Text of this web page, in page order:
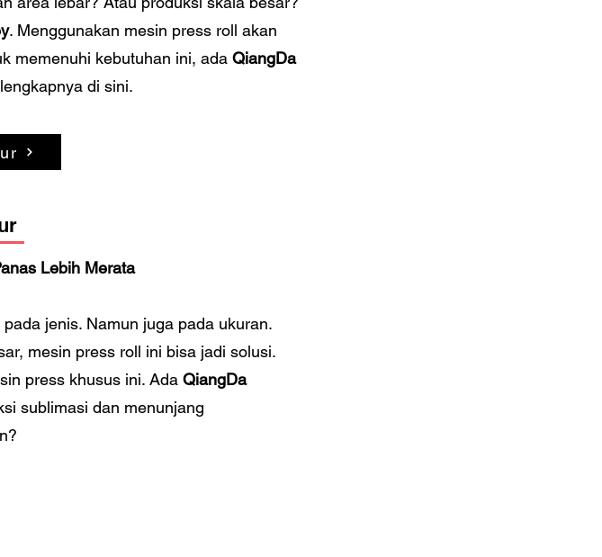
. Menggunakan mesin press roll akan
memenuhi kebutuhan ini, ada QiangDa
di sini.
Lebih Merata
jenis. Namun juga pada ukuran.
mesin press roll ini bisa jadi solusi.
press khusus ini. Ada QiangDa
sublimasi dan menunjang